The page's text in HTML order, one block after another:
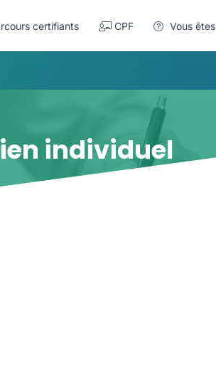
certifiants CPF Vous êtes
individuel